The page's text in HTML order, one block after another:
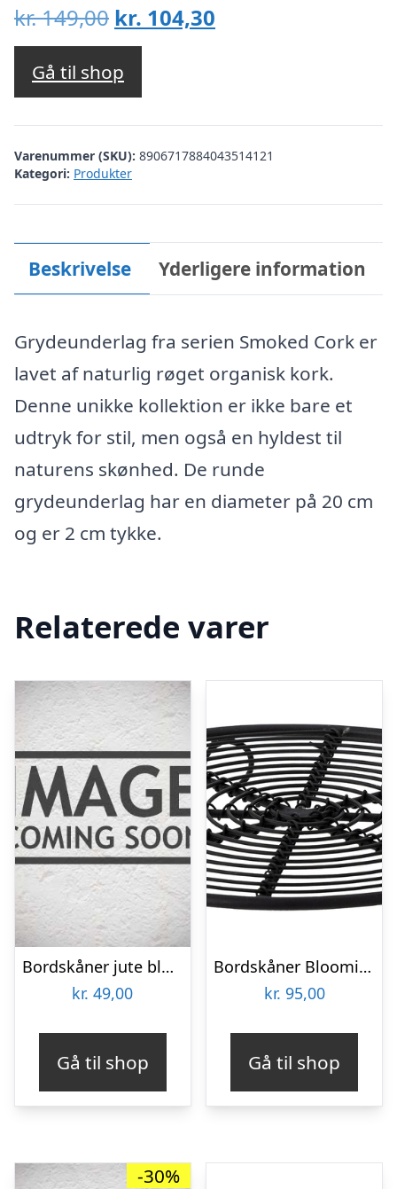
kr.149,00 Den
oprindelige
pris
var:
kr. 149,00.
kr. 104,30
kr. 104,30.
Gå til shop
Varenummer (SKU): 8906717884043514121
Kategori: Produkter
Beskrivelse Yderligere information
Grydeunderlag fra serien Smoked Cork er
lavet af naturlig røget organisk kork.
Denne unikke kollektion er ikke bare et
udtryk for stil, men også en hyldest til
naturens skønhed. De runde
grydeunderlag har en diameter på 20 cm
og er 2 cm tykke.
Relaterede varer
Bordskåner jute blomst – Ib Laursen Dia: 23 cm
kr. 49,00
Gå til shop
Bordskåner Bloomingville Sammy – bordbeskytter i sort metal Ø16 cm
kr. 95,00
Gå til shop
-30%